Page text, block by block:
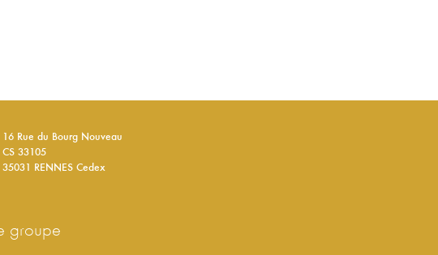
16 Rue du Bourg Nouveau
CS 33105
35031 RENNES Cedex
groupe